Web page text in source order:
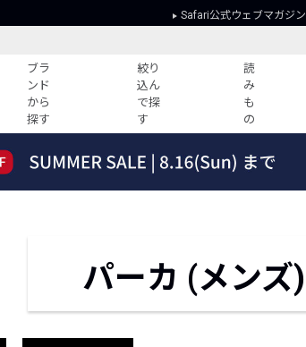
Safari公式ウェブマガジン
ブラ
ンド
から
探す
絞り
込ん
で探
す
読
み
も
の
すべての記事
HOTなコーデ TOP20
会社概要
パーカ (メンズ)